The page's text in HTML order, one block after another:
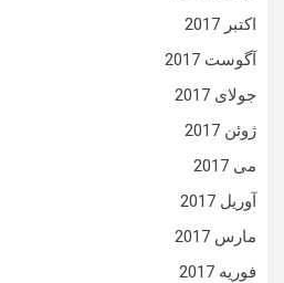
اکتبر 2017
آگوست 2017
جولای 2017
ژوئن 2017
می 2017
آوریل 2017
مارس 2017
فوریه 2017